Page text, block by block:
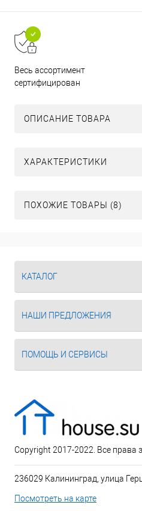
Весь ассортимент
сертифицирован
ОПИСАНИЕ ТОВАРА
ХАРАКТЕРИСТИКИ
ПОХОЖИЕ ТОВАРЫ (8)
КАТАЛОГ
НАШИ ПРЕДЛОЖЕНИЯ
ПОМОЩЬ И СЕРВИСЫ
Copyright 2017-2022. Все права
236029 Калининград, улица
Посмотреть на карте